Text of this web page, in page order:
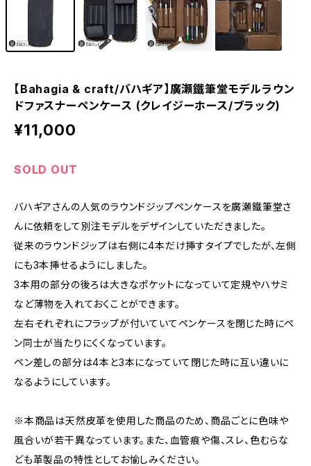
【Bahagia & craft/バハギア】廣瀬鐵筆堂モデルラウン
ドファスナーペンケース (クレイジーホース/ブラック)
¥11,000
SOLD OUT
バハギアさんの人気のラウンドジップペンケースを廣瀬鐵筆堂さ
んに依頼をして別注モデルをデザインしていただきました。
従来のラウンドジップは右側に4本だけ挿すタイプでしたが、左側
にも3本挿せるようにしました。
3本用の部分の後ろは大きなポケットになっていて定規やハサミ
など薄物を入れておくことができます。
左右それぞれにフラップが付いていてペンケースを閉じた時にペ
ン同士が当たりにくくなっています。
ペン差しの部分は4本と3本になっていて閉じた時に互い違いに
なるようにしています。
※本商品は天然皮革を使用した商品のため、商品ごとに色味や
風合いが若干異なっています。また、血管痕や傷、スレ、色むらな
ども革製品の特性としてお愉しみください。